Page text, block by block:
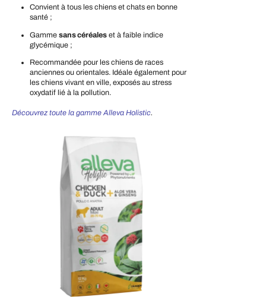
Convient à tous les chiens et chats en bonne
santé ;
Gamme sans céréales et à faible indice
glycémique ;
Recommandée pour les chiens de races
anciennes ou orientales. Idéale également pour
les chiens vivant en ville, exposés au stress
oxydatif lié à la pollution.
Découvrez toute la gamme Alleva Holistic.